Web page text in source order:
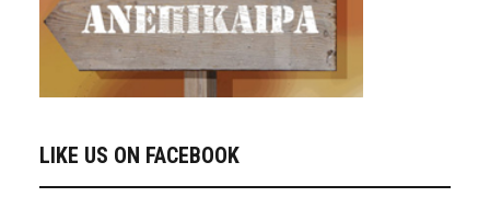
LIKE US ON FACEBOOK